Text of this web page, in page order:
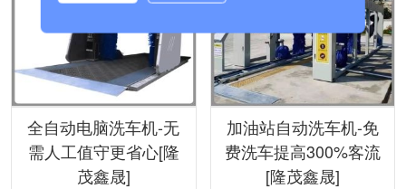
全自动电脑洗车机-无
需人工值守更省心[隆
茂鑫晟]
加油站自动洗车机-免
费洗车提高300%客流
[隆茂鑫晟]